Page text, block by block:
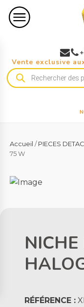
Vente exclusive
Recherche
de
Accueil /PIECES
75 W
NICHE
RÉFÉRENCE :